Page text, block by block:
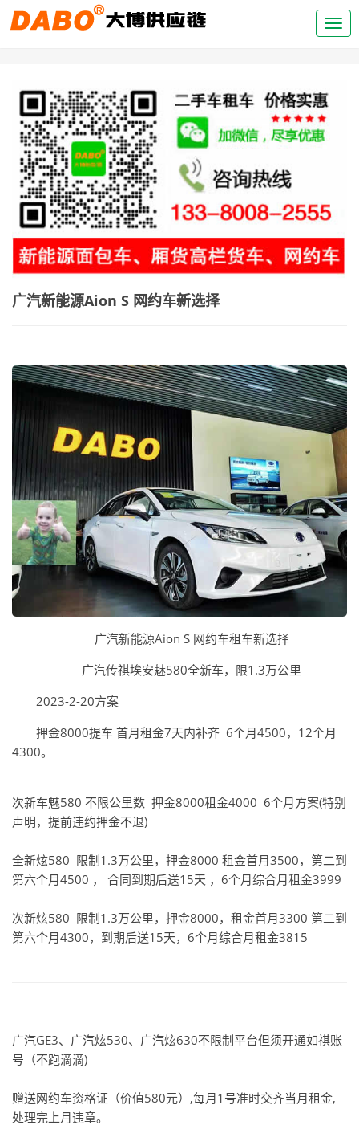
广汽新能源Aion S 网约车新选择
广汽新能源Aion S 网约车租车新选择
广汽传祺埃安魅580全新车，限1.3万公里
2023-2-20方案
押金8000提车 首月租金7天内补齐 6个月4500，12个月
4300。
次新车魅580 不限公里数 押金8000租金4000 6个月方案(特别
声明，提前违约押金不退)
全新炫580 限制1.3万公里，押金8000 租金首月3500，第二到
第六个月4500 ， 合同到期后送15天 ，6个月综合月租金3999
次新炫580 限制1.3万公里，押金8000，租金首月3300 第二到
第六个月4300，到期后送15天，6个月综合月租金3815
广汽GE3、广汽炫530、广汽炫630不限制平台但须开通如祺账
号（不跑滴滴)
赠送网约车资格证（价值580元）,每月1号准时交齐当月租金,
处理完上月违章。